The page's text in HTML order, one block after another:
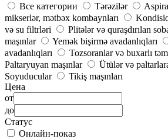
Все категории
Tərəzilər
mikserlər, mətbəx kombaynları
və su filtrləri
Plitələr və quraşdırılan
maşınlar
Yemək bişirmə avadanlıqları
avadanlıqları
Tozsoranlar və buxarlı
Paltaryuyan maşınlar
Ütülər və
Soyuducular
Tikiş maşınları
Цена
от
до
Статус
Онлайн-показ